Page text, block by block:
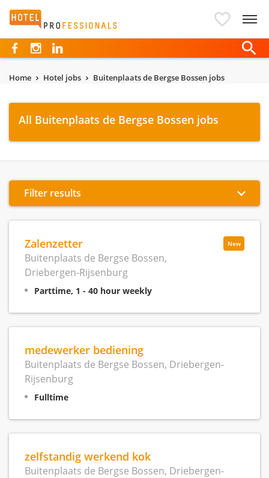
Hotelprofessionals
Home Hotel jobs Buitenplaats de Bergse Bossen jobs
All Buitenplaats de Bergse Bossen jobs
Filter results
New
Zalenzetter
Buitenplaats de Bergse Bossen,
Driebergen-Rijsenburg
Parttime, 1 - 40 hour weekly
medewerker bediening
Buitenplaats de Bergse Bossen, Driebergen-
Rijsenburg
Fulltime
zelfstandig werkend kok
Buitenplaats de Bergse Bossen, Driebergen-